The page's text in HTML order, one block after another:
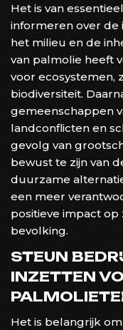
Het is van
informeren over
het milieu en de
van palmolie heeft
voor ecosystemen,
biodiversiteit.
gemeenschappen
landconflicten en
gevolg van
bewust te zijn van
duurzame
een meer
positieve impact
bevolking.
STEUN
INZETTEN
Het is belangrijk